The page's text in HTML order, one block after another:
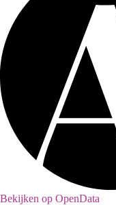
Bekijken op OpenData